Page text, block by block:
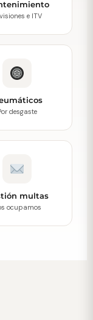
e ITV
desgaste
multas
ocupamos